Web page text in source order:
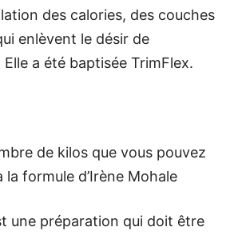
des calories, des couches
enlèvent le désir de
a été baptisée TrimFlex.
de kilos que vous pouvez
la formule d’Irène Mohale
une préparation qui doit être